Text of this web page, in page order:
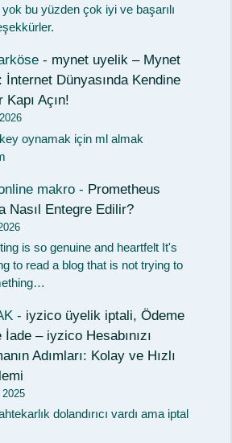
bu yüzden çok iyi ve başarılı
- mynet uyelik – Mynet
İnternet Dünyasında Kendine
Kapı Açın!
oynamak için ml almak
makro - Prometheus
Nasıl Entegre Edilir?
is so genuine and heartfelt It's
to read a blog that is not trying to
- iyzico üyelik iptali, Ödeme
– iyzico Hesabınızı
Adımları: Kolay ve Hızlı
dolandırıcı vardı ama iptal